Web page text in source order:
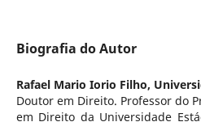
Biografia do Autor
Rafael Mario Iorio Filho,
Doutor em Direito. Professor do
em Direito da Universidade